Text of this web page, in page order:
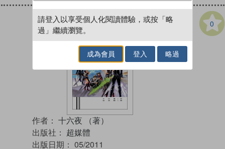
0
作者： 十六夜 （著）
出版社： 超媒體
出版日期： 05/2011
請登入以享受個人化閱讀體驗，或按「略
過」繼續瀏覽。
成為會員 登入 略過